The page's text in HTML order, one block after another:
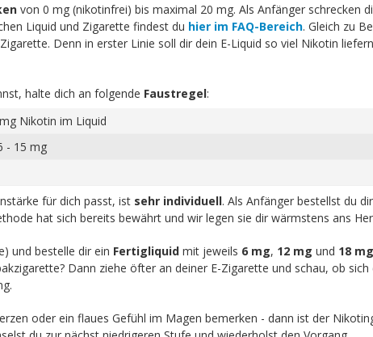
von 0 mg (nikotinfrei) bis maximal 20 mg. Als Anfänger schrecken
Liquid und Zigarette findest du hier im FAQ-Bereich. Gleich zu
Denn in erster Linie soll dir dein E-Liquid so viel Nikotin
halte dich an folgende Faustregel:
Nikotin im Liquid
- 15 mg
für dich passt, ist sehr individuell. Als Anfänger bestellst du
hat sich bereits bewährt und wir legen sie dir wärmstens ans
und bestelle dir ein Fertigliquidmit jeweils 6 mg, 12 mg und 18 mg
Dann ziehe öfter an deiner E-Zigarette und schau, ob
oder ein flaues Gefühl im Magen bemerken - dann ist der